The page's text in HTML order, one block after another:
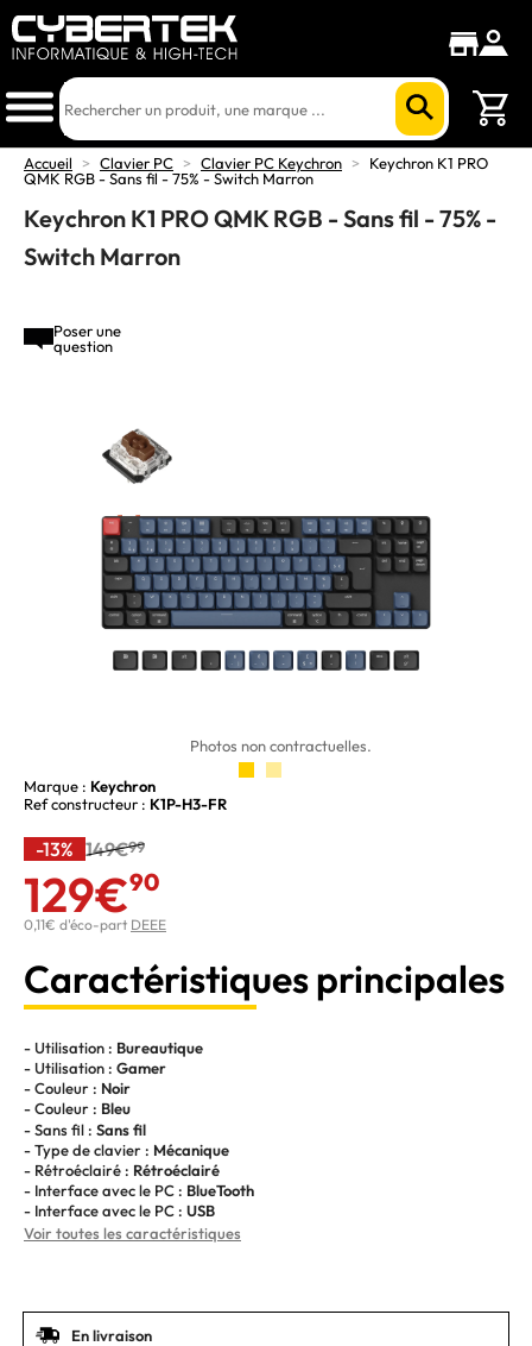
Accueil > Clavier PC > Clavier PC Keychron >
Keychron K1 PRO
QMK RGB - Sans fil - 75% - Switch Marron
Keychron K1 PRO QMK RGB - Sans fil - 75% -
Switch Marron
Poser une
question
Photos non contractuelles.
Marque : Keychron
Ref constructeur : K1P-H3-FR
-13% 149€99
129€90
0,11€ d'éco-part DEEE
Caractéristiques principales
- Utilisation : Bureautique
- Utilisation : Gamer
- Couleur : Noir
- Couleur : Bleu
- Sans fil : Sans fil
- Type de clavier : Mécanique
- Rétroéclairé : Rétroéclairé
- Interface avec le PC : BlueTooth
- Interface avec le PC : USB
Voir toutes les caractéristiques
En livraison